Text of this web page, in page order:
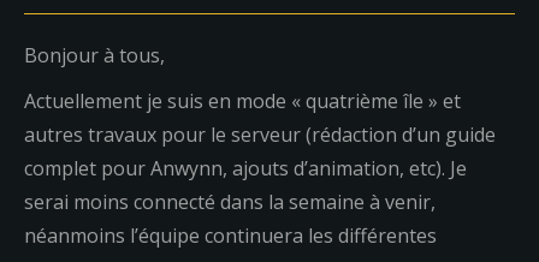
Bonjour à tous,
Actuellement je suis en mode « quatrième île » et
autres travaux pour le serveur (rédaction d’un guide
complet pour Anwynn, ajouts d’animation, etc). Je
serai moins connecté dans la semaine à venir,
néanmoins l’équipe continuera les différentes